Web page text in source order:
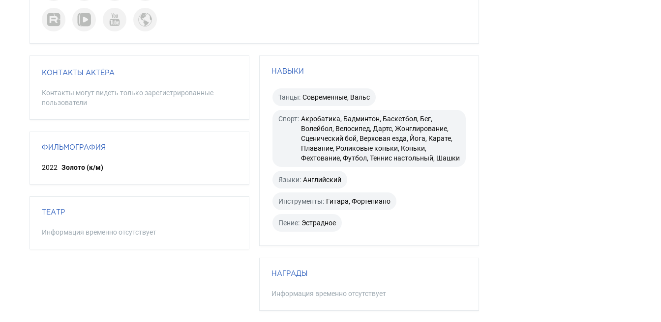
КОНТАКТЫ АКТЁРА
Контакты могут видеть только зарегистрированные
пользователи
ФИЛЬМОГРАФИЯ
2022 Золото (к/м)
ТЕАТР
Информация временно отсутствует
НАВЫКИ
Танцы: Современные, Вальс
Спорт: Акробатика, Бадминтон, Баскетбол, Бег,
Волейбол, Велосипед, Дартс, Жонглирование,
Сценический бой, Верховая езда, Йога, Карате,
Плавание, Роликовые коньки, Коньки,
Фехтование, Футбол, Теннис настольный, Шашки
Языки: Английский
Инструменты: Гитара, Фортепиано
Пение: Эстрадное
НАГРАДЫ
Информация временно отсутствует